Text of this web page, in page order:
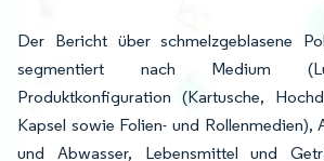
Der Bericht über schmelzgeblasene
segmentiert nach Medium
Produktkonfiguration (Kartusche,
Kapsel sowie Folien- und Rollenmedien),
und Abwasser, Lebensmittel und